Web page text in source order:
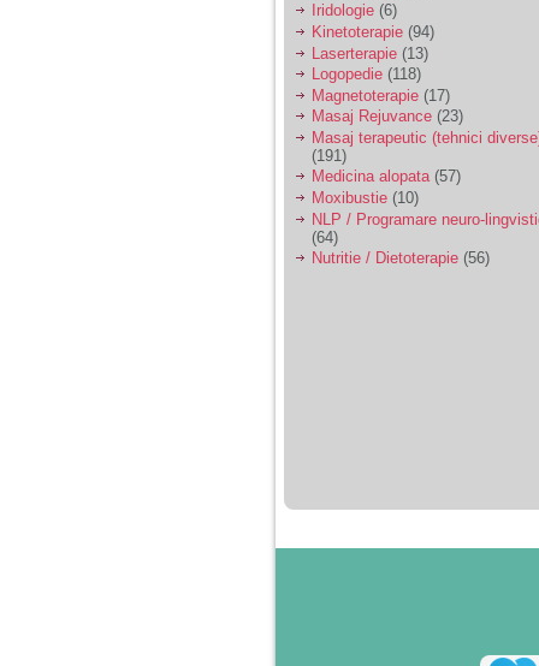
Iridologie (6)
Kinetoterapie (94)
Laserterapie (13)
Logopedie (118)
Magnetoterapie (17)
Masaj Rejuvance (23)
Masaj terapeutic (tehnici
(191)
Medicina alopata(57)
Moxibustie (10)
NLP / Programare neuro-
(64)
Nutritie / Dietoterapie (56)